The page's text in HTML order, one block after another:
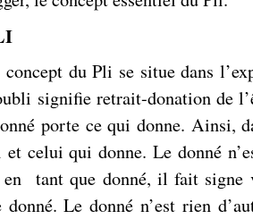
du Pli se situe dans
signifie retrait-donation de
porte ce qui donne. Ainsi,
celui qui donne. Le donné
tant que donné, il fait signe
Le donné n’est rien